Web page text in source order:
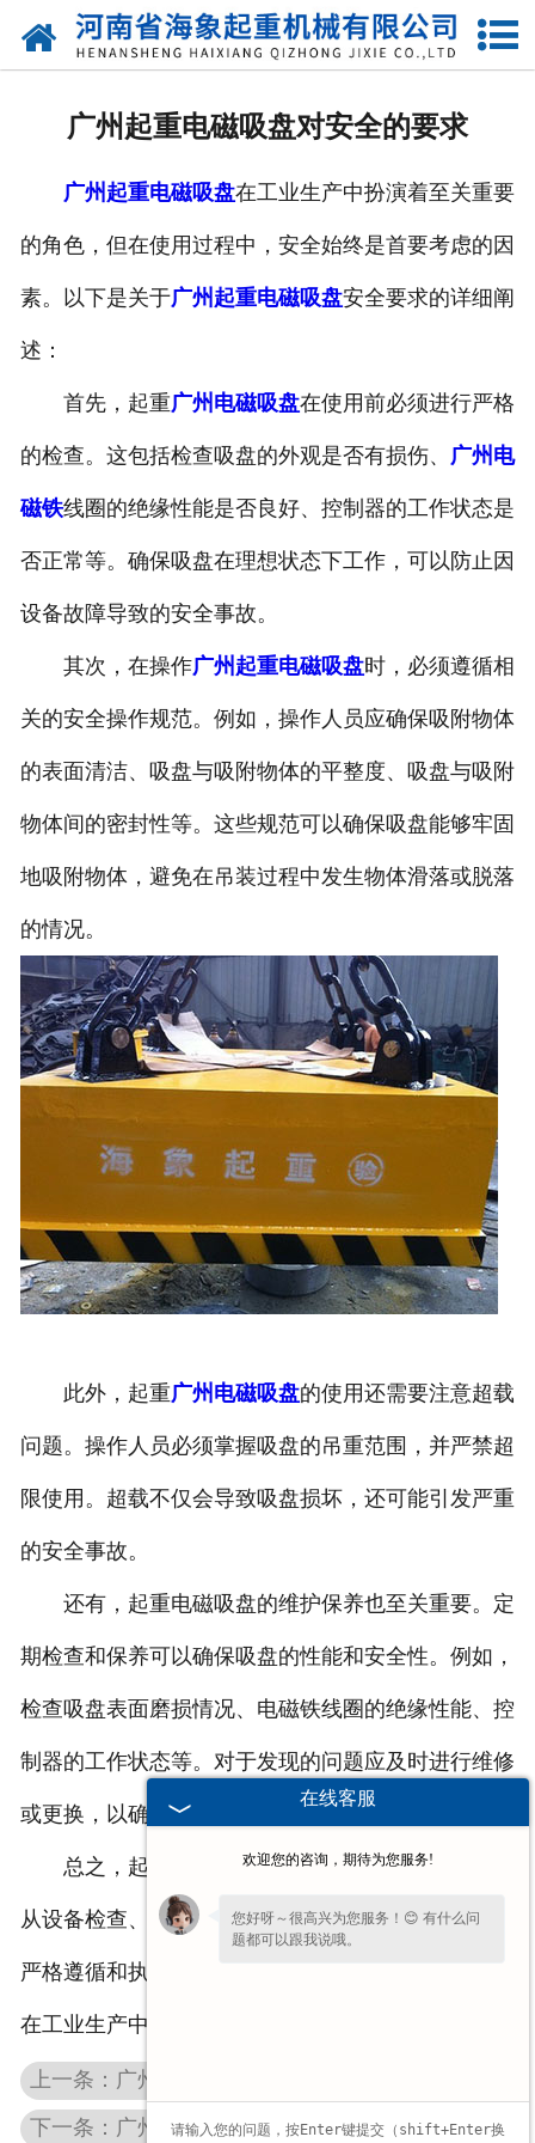
网站首页
案例展示
联系我们
广州起重电磁吸盘对安全的要求
广州起重电磁吸盘在工业生产中扮演着至关重要
的角色，但在使用过程中，安全始终是首要考虑的因
素。以下是关于广州起重电磁吸盘安全要求的详细阐
述：
首先，起重广州电磁吸盘在使用前必须进行严格
的检查。这包括检查吸盘的外观是否有损伤、 广州电
磁铁线圈的绝缘性能是否良好、控制器的工作状态是
否正常等。确保吸盘在理想状态下工作，可以防止因
设备故障导致的安全事故。
其次，在操作广州起重电磁吸盘时，必须遵循相
关的安全操作规范。例如，操作人员应确保吸附物体
的表面清洁、吸盘与吸附物体的平整度、吸盘与吸附
物体间的密封性等。这些规范可以确保吸盘能够牢固
地吸附物体，避免在吊装过程中发生物体滑落或脱落
的情况。
此外，起重广州电磁吸盘的使用还需要注意超载
问题。操作人员必须掌握吸盘的吊重范围，并严禁超
限使用。超载不仅会导致吸盘损坏，还可能引发严重
的安全事故。
还有，起重电磁吸盘的维护保养也至关重要。定
期检查和保养可以确保吸盘的性能和安全性。例如，
检查吸盘表面磨损情况、电磁铁线圈的绝缘性能、控
制器的工作状态等。对于发现的问题应及时进行维修
或更换，以确保起重电磁吸盘的正常使用和安全性。
总之，起重电磁吸盘的安全要求涉及多个方面，
从设备检查、操作规范、超载控制到维护保养都需要
严格遵循和执行。只有这样，才能确保起重电磁吸盘
在工业生产中安全、稳定地运行。
下一条：广州过硬电磁吸盘的工作原理介绍
在线客服
欢迎您的咨询，期待为您服务!
您好呀～很高兴为您服务！😊 有什么问
题都可以跟我说哦。